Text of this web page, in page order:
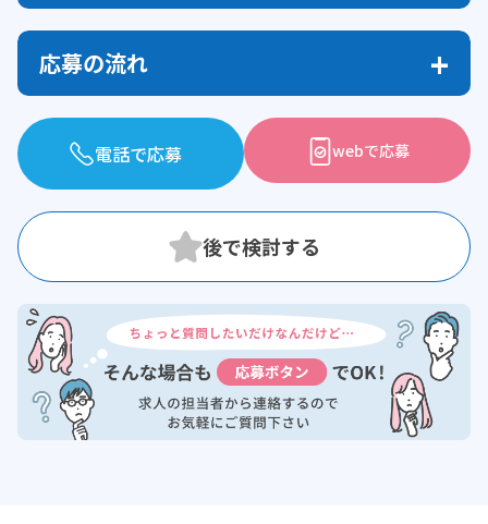
応募の流れ
電話で応募 webで応募